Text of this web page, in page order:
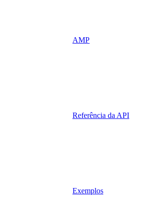
AMP
Referência da API
Exemplos